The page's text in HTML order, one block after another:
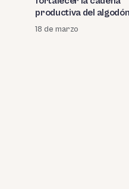
productiva del algodón
nativo en el Perú
18 de marzo